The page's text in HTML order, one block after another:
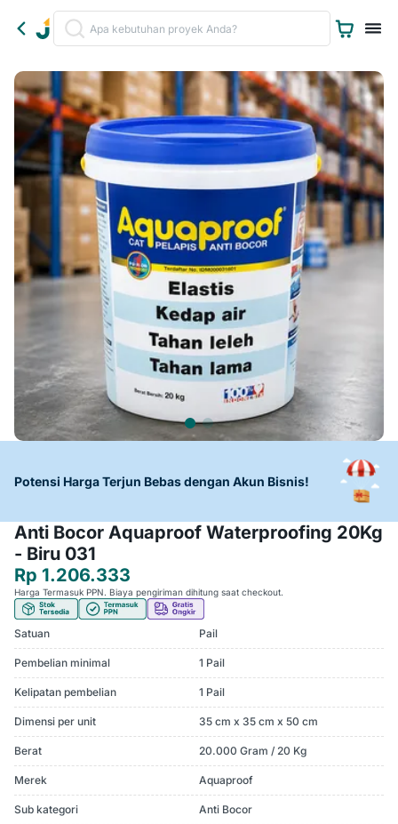
Potensi Harga Terjun Bebas dengan Akun Bisnis!
Anti Bocor Aquaproof Waterproofing 20Kg
- Biru 031
Rp 1.206.333
Harga Termasuk PPN. Biaya pengiriman dihitung saat checkout.
Satuan Pail
Pembelian minimal 1 Pail
Kelipatan pembelian 1 Pail
Dimensi per unit 35 cm x 35 cm x 50 cm
Berat 20.000 Gram / 20 Kg
Merek Aquaproof
Sub kategori
Anti Bocor